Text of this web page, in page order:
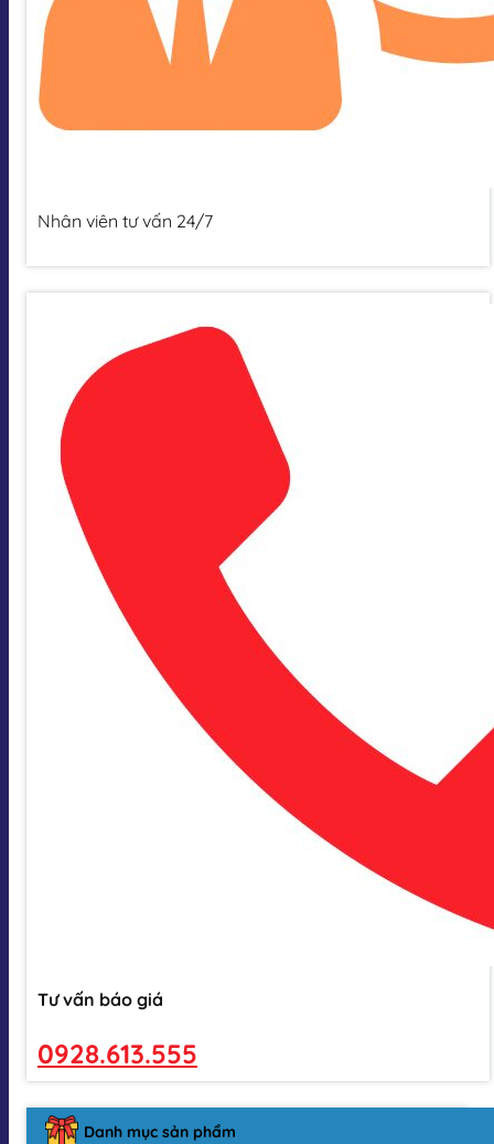
Nhân viên tư vấn 24/7
Tư vấn báo giá
0928.613.555
Danh mục sản phẩm